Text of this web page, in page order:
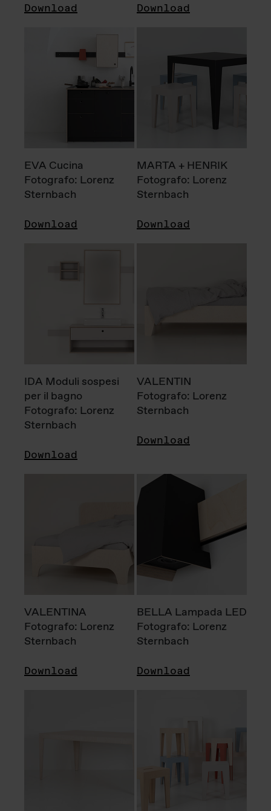
Download Download
EVA Cucina
Fotografo: Lorenz
Sternbach
Download
MARTA + HENRIK
Fotografo: Lorenz
Sternbach
Download
IDA Moduli sospesi
per il bagno
Fotografo: Lorenz
Sternbach
Download
VALENTIN
Fotografo: Lorenz
Sternbach
Download
VALENTINA
Fotografo: Lorenz
Sternbach
Download
BELLA Lampada LED
Fotografo: Lorenz
Sternbach
Download